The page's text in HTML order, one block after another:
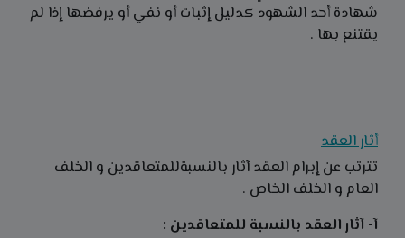
شهادة أحد الشهود كدليل إثبات أو نفي أو يرفضها إذا لم
يقتنع بها .
أثار العقد
تترتب عن إبرام العقد آثار بالنسبةللمتعاقدين و الخلف
العام و الخلف الخاص .
آ- آثار العقد بالنسبة للمتعاقدين :